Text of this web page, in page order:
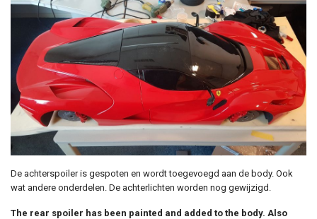
De achterspoiler is gespoten en wordt toegevoegd aan de body. Ook
wat andere onderdelen. De achterlichten worden nog gewijzigd.
The rear spoiler has been painted and added to the body. Also